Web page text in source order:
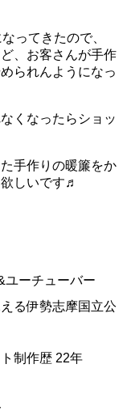
ってきたので、
、お客さんが手作
られんようになっ
くなったらショッ
手作りの暖簾をか
しいです♬
ユーチューバー
る伊勢志摩国立公
制作歴 22年